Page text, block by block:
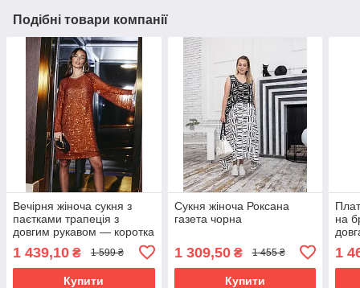
Подібні товари компанії
Вечірня жіноча сукня з
паєтками трапеція з
довгим рукавом — коротка
корпоратив 44-52 розміри
коричнева
1 439,10 ₴ 1 599 ₴
Купити
Сукня жіноча Роксана
газета чорна
1 309,50₴ 1 455 ₴
Купити
на
1